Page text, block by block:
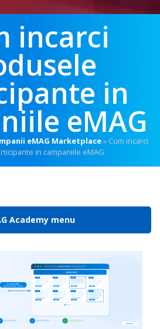
incarci
in
eMAG
eMAG Marketplace» Cum incarci
in campaniile eMAG
Academy menu